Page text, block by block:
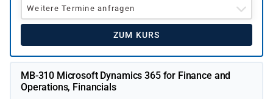
Weitere Termine anfragen
ZUM KURS
MB-310 Microsoft Dynamics 365 for Finance and
Operations, Financials